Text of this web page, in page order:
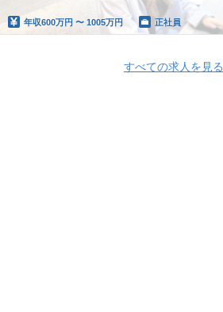
年収600万円 〜 1005万円 正社員
すべての求人を見る